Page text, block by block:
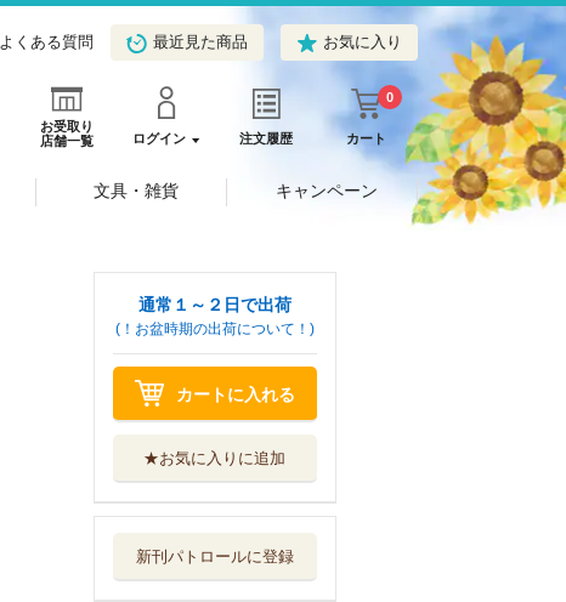
よくある質問 最近見た商品 お気に入り
お受取り
店舗一覧
ログイン 注文履歴 カート
0
文具・雑貨 キャンペーン
通常１～２日で出荷
(！お盆時期の出荷について！)
カートに入れる
★お気に入りに追加
新刊パトロールに登録
カント永遠平和の
ために 悪を克...
〈女子力〉革命